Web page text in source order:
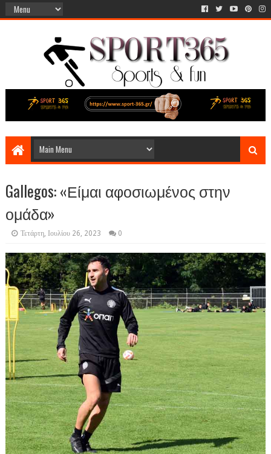
Gallegos: «Είμαι αφοσιωμένος στην
ομάδα»
Τετάρτη, Ιουλίου 26, 2023 0